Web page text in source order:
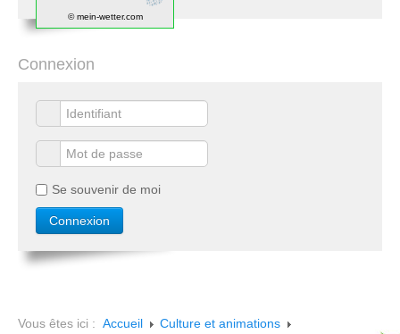
© mein-wetter.com
Connexion
Se souvenir de moi
Vous êtes ici : Accueil Culture et animations